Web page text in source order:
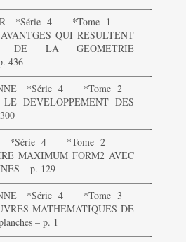
*Série 4 *Tome 1
QUI RESULTENT
DE LA GEOMETRIE
436
*Série 4 *Tome 2
DEVELOPPEMENT DES
*Série 4 *Tome 2
MAXIMUM FORM2 AVEC
– p. 129
*Série 4 *Tome 3
MATHEMATIQUES DE
– p. 1